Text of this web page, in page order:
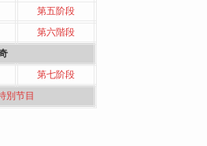
第五阶段
第六階段
第七阶段
別节目